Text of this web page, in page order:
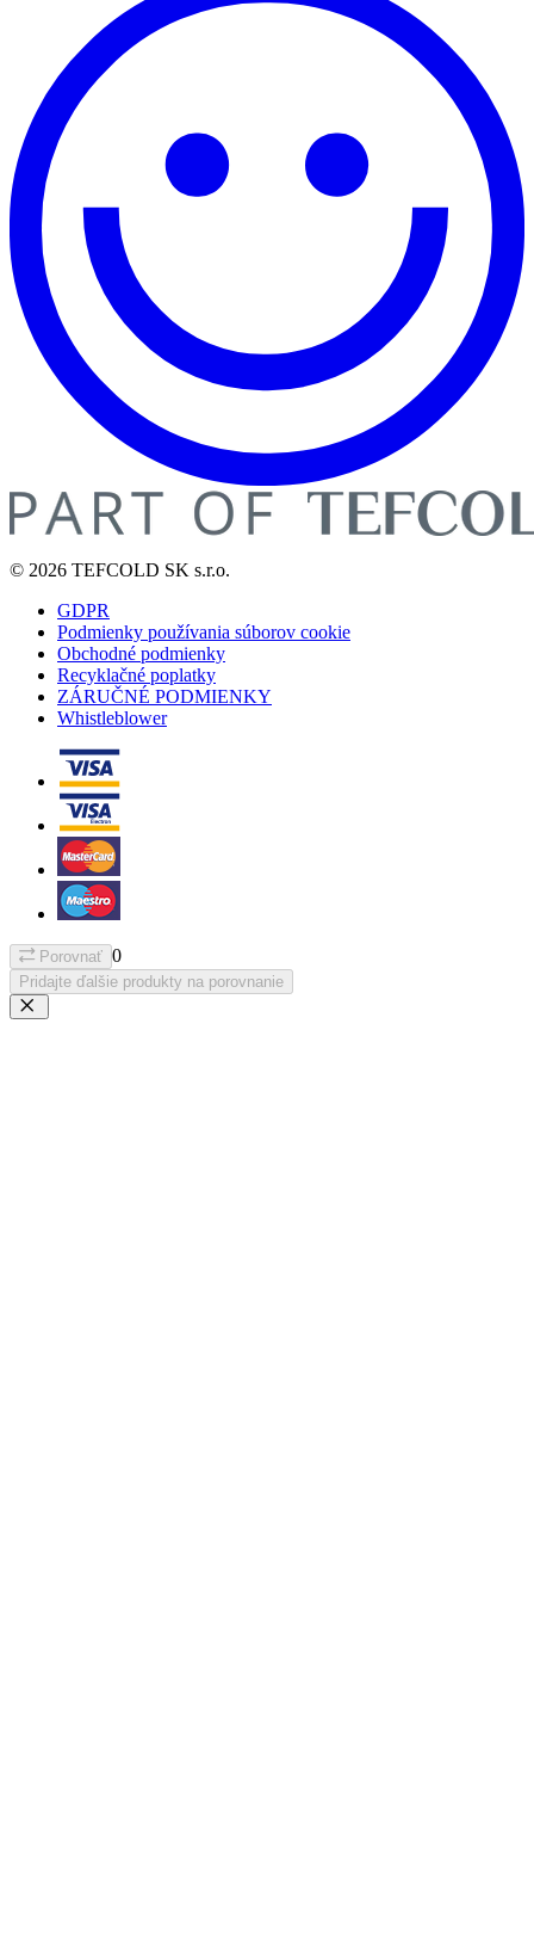
© 2026 TEFCOLD SK s.r.o.
GDPR
Podmienky používania súborov cookie
Obchodné podmienky
Recyklačné poplatky
ZÁRUČNÉ PODMIENKY
Whistleblower
Porovnať 0
Pridajte ďalšie produkty na porovnanie